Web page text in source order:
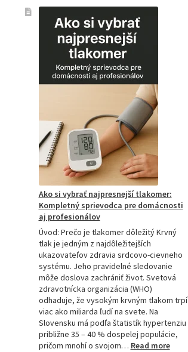
akupresúrnou
podložkou:
Ako
si
vybrať
tú
najlepšiu
prečo
je
hitom
na
Slovensku?
Ako si vybrať najpresnejší tlakomer:
Kompletný sprievodca pre domácnosti
aj profesionálov
Úvod: Prečo je tlakomer dôležitý Krvný
tlak je jedným z najdôležitejších
ukazovateľov zdravia srdcovo-cievneho
systému. Jeho pravidelné sledovanie
môže doslova zachrániť život. Svetová
zdravotnícka organizácia (WHO)
odhaduje, že vysokým krvným tlakom trpí
viac ako miliarda ľudí na svete. Na
Slovensku má podľa štatistík hypertenziu
približne 35 – 40 % dospelej populácie,
pričom mnohí o svojom… Read more: